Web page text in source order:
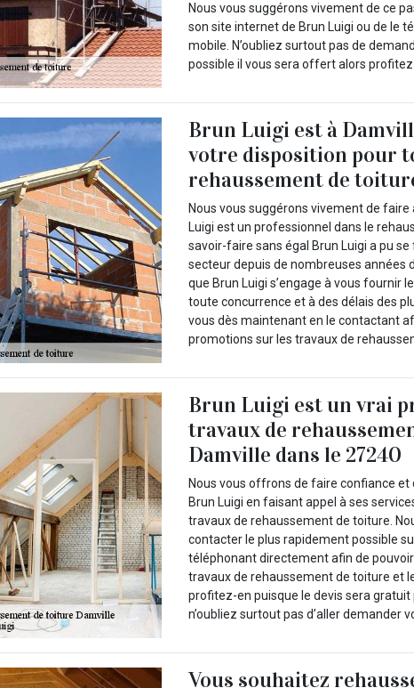
Nous vous suggérons vivement de ce
son site internet de Brun Luigi ou de le
mobile. N’oubliez surtout pas de
possible il vous sera offert alors
Brun Luigi est à
votre disposition pour
rehaussement de
Nous vous suggérons vivement de
Luigi est un professionnel dans le
savoir-faire sans égal Brun Luigi a pu
secteur depuis de nombreuses années
que Brun Luigi s’engage à vous fournir
toute concurrence et à des délais des
vous dès maintenant en le contactant
promotions sur les travaux de
Brun Luigi est un vrai
travaux de
Damville dans le 27240
Nous vous offrons de faire confiance
Brun Luigi en faisant appel à ses
travaux de rehaussement de toiture.
contacter le plus rapidement possible
téléphonant directement afin de
travaux de rehaussement de toiture et
profitez-en puisque le devis sera
n’oubliez surtout pas d’aller demander
Vous souhaitez